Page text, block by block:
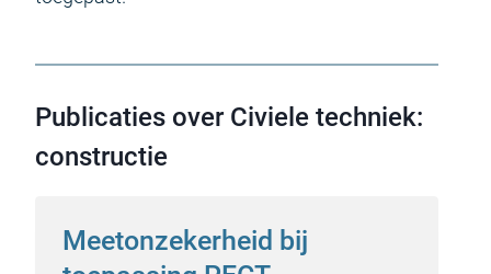
Publicaties over Civiele techniek:
constructie
Meetonzekerheid bij